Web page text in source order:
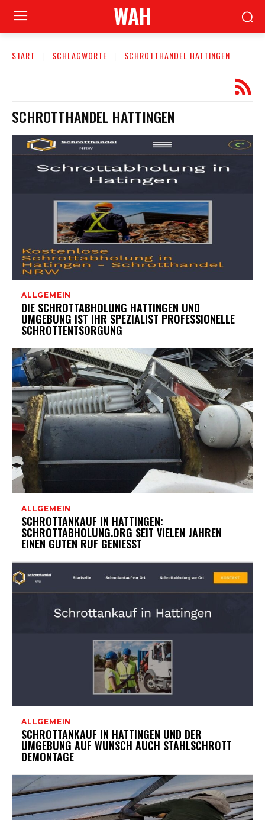
WAH
START SCHLAGWORTE SCHROTTHANDEL HATTINGEN
SCHROTTHANDEL HATTINGEN
ALLGEMEIN
DIE SCHROTTABHOLUNG HATTINGEN UND
UMGEBUNG IST IHR SPEZIALIST PROFESSIONELLE
SCHROTTENTSORGUNG
ALLGEMEIN
SCHROTTANKAUF IN HATTINGEN:
SCHROTTABHOLUNG.ORG SEIT VIELEN JAHREN
EINEN GUTEN RUF GENIESST
ALLGEMEIN
SCHROTTANKAUF IN HATTINGEN UND DER
UMGEBUNG AUF WUNSCH AUCH STAHLSCHROTT
DEMONTAGE